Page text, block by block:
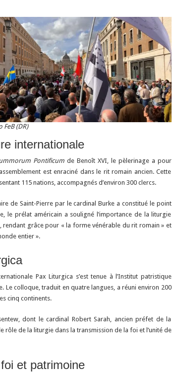
FeB (DR)
internationale
Pontificumde Benoît XVI, le pèlerinage a pour
est enraciné dans le rit romain ancien. Cette
115 nations, accompagnés d’environ 300 clercs.
de Saint-Pierre par le cardinal Burke a constitué le point
le prélat américain a souligné l’importance de la liturgie
rendant grâce pour « la forme vénérable du rit romain » et
entier ».
Pax Liturgica s’est tenue à l’Institut patristique
Le colloque, traduit en quatre langues, a réuni environ 200
cinq continents.
dont le cardinal Robert Sarah, ancien préfet de la
de la liturgie dans la transmission de la foi et l’unité de
et patrimoine